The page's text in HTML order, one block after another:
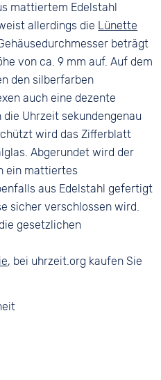
mattiertem Edelstahl
allerdings die Lünette
beträgt
von ca. 9 mm auf. Auf dem
den silberfarben
auch eine dezente
Uhrzeit sekundengenau
wird das Zifferblatt
Abgerundet wird der
ein mattiertes
aus Edelstahl gefertigt
sicher verschlossen wird.
gesetzlichen
, bei uhrzeit.org kaufen Sie